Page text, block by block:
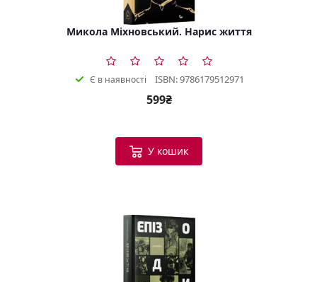
Микола Міхновський. Нарис життя
Є в наявності ISBN: 9786179512971
599₴
У кошик